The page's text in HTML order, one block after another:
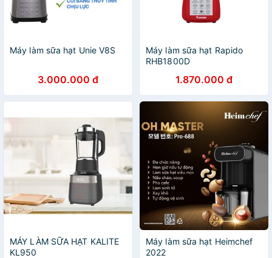
Máy làm sữa hạt Unie V8S
3.000.000 đ
Máy làm sữa hạt Rapido
RHB1800D
1.870.000 đ
MÁY LÀM SỮA HẠT KALITE
KL950
Máy làm sữa hạt Heimchef
2022